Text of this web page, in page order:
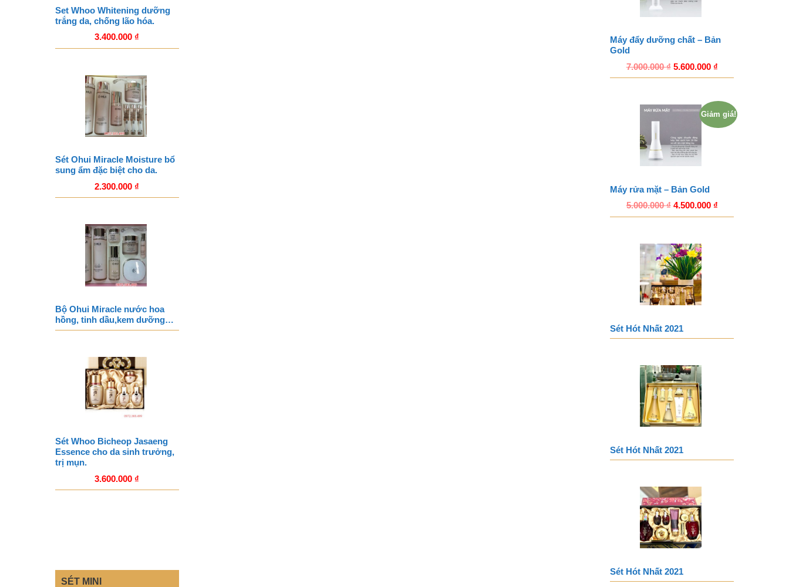
Set Whoo Whitening dưỡng
trắng da, chống lão hóa.
3.400.000 ₫
Sét Ohui Miracle Moisture bổ
sung ẩm đặc biệt cho da.
2.300.000 ₫
Bộ Ohui Miracle nước hoa
hồng, tinh dầu,kem dưỡng…
Sét Whoo Bicheop Jasaeng
Essence cho da sinh trưởng,
trị mụn.
3.600.000 ₫
SÉT MINI
Máy đẩy dưỡng chất – Bản
Gold
7.000.000₫ 5.600.000 ₫
Giảm giá!
Máy rửa mặt – Bản Gold
5.000.000₫ 4.500.000 ₫
Sét Hót Nhất 2021
Sét Hót Nhất 2021
Sét Hót Nhất 2021